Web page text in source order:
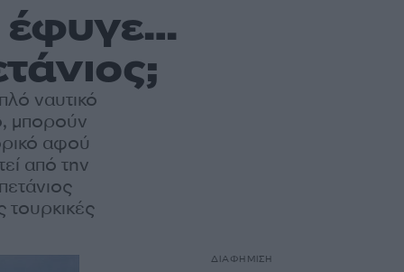
έφυγε…
ναυτικό
μπορούν
αφού
από την
τουρκικές
ΔΙΑΦΗΜΙΣΗ